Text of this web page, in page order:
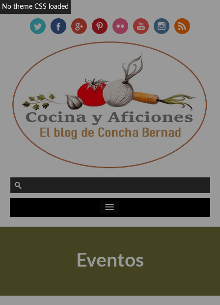
Actualidad y recomendaciones
Apuntes, estudios sobre temas interesantes e importantes
Eventos
No theme CSS loaded